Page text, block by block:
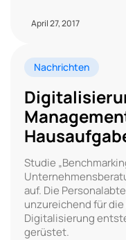
April 27, 2017
Nachrichten
Studie
auf. Die
unzureichend für
Digitalisierung
gerüstet.